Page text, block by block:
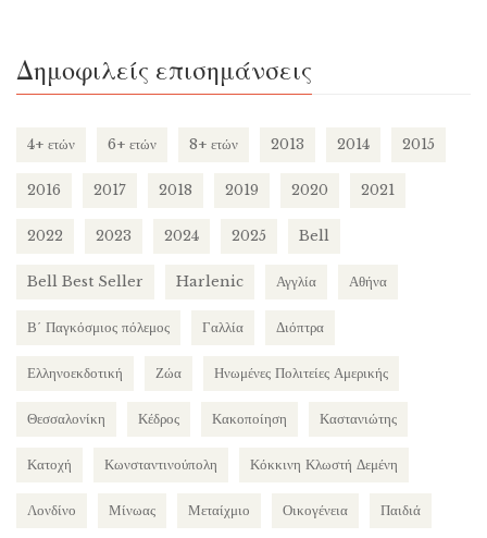
Δημοφιλείς επισημάνσεις
4+ ετών 6+ ετών 8+ ετών 2013 2014 2015
2016 2017 2018 2019 2020 2021
2022 2023 2024 2025 Bell
Bell Best Seller Harlenic Αγγλία Αθήνα
Β΄ Παγκόσμιος πόλεμος Γαλλία Διόπτρα
Ελληνοεκδοτική Ζώα Ηνωμένες Πολιτείες Αμερικής
Θεσσαλονίκη Κέδρος Κακοποίηση Καστανιώτης
Κατοχή Κωνσταντινούπολη Κόκκινη Κλωστή Δεμένη
Λονδίνο Μίνωας Μεταίχμιο Οικογένεια Παιδιά